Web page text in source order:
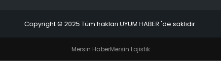
Copyright © 2025 Tüm hakları UYUM HABER 'de saklıdır.
Mersin HaberMersin Lojistik